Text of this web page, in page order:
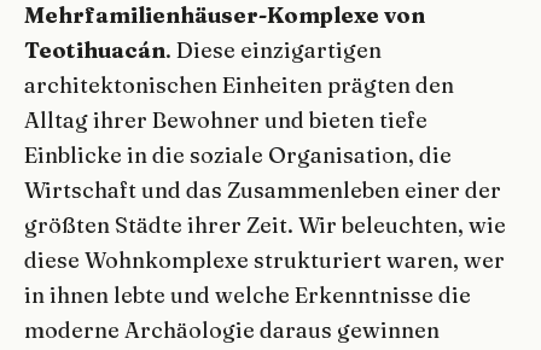
Mehrfamilienhäuser-Komplexe von
Teotihuacán. Diese einzigartigen
architektonischen Einheiten prägten den
Alltag ihrer Bewohner und bieten tiefe
Einblicke in die soziale Organisation, die
Wirtschaft und das Zusammenleben einer der
größten Städte ihrer Zeit. Wir beleuchten, wie
diese Wohnkomplexe strukturiert waren, wer
in ihnen lebte und welche Erkenntnisse die
moderne Archäologie daraus gewinnen